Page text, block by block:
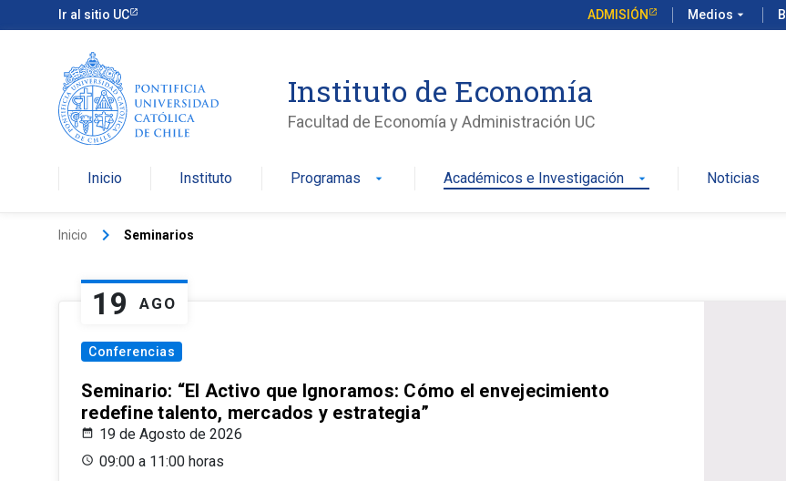
Ir al sitio UC ADMISIÓN Medios arrow_drop_down
Instituto de Economía
Facultad de Economía y Administración UC
Inicio Instituto Programas arrow_drop_down Académicos e Investigación arrow_drop_down Noticias
Inicio keyboard_arrow_right Seminarios
19 AGO
Conferencias
Seminario: “El Activo que Ignoramos: Cómo el envejecimiento
redefine talento, mercados y estrategia”
19 de Agosto de 2026
09:00 a 11:00 horas